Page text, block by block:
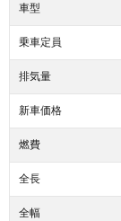
車型
乗車定員
排気量
新車価格
燃費
全長
全幅